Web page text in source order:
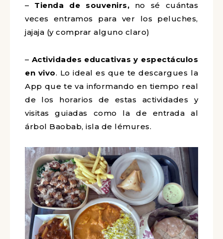
– Tienda de souvenirs, no sé cuántas
veces entramos para ver los peluches,
jajaja (y comprar alguno claro)
– Actividades educativas y espectáculos
en vivo. Lo ideal es que te descargues la
App que te va informando en tiempo real
de los horarios de estas actividades y
visitas guiadas como la de entrada al
árbol Baobab, isla de lémures.